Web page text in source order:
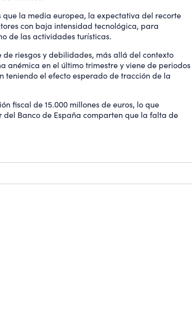
la media europea, la expectativa del recorte
con baja intensidad tecnológica, para
de las actividades turísticas.
riesgos y debilidades, más allá del contexto
anémica en el último trimestre y viene de periodos
teniendo el efecto esperado de tracción de la
fiscal de 15.000 millones de euros, lo que
Banco de España comparten que la falta de